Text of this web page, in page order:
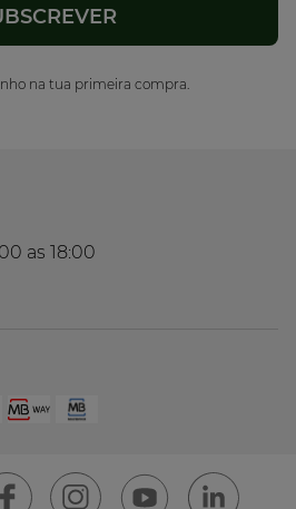
na tua primeira compra.
as 18:00